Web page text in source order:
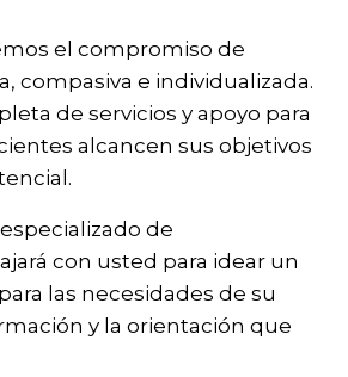
el compromiso de
compasiva e individualizada.
de servicios y apoyo para
alcancen sus objetivos
de
con usted para idear un
las necesidades de su
y la orientación que